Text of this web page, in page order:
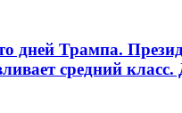
дней Трампа.
средний класс.